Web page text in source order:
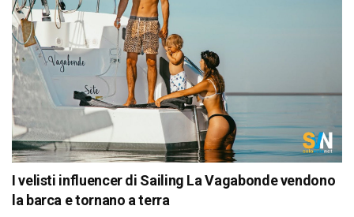
I velisti influencer di Sailing La Vagabonde vendono
la barca e tornano a terra